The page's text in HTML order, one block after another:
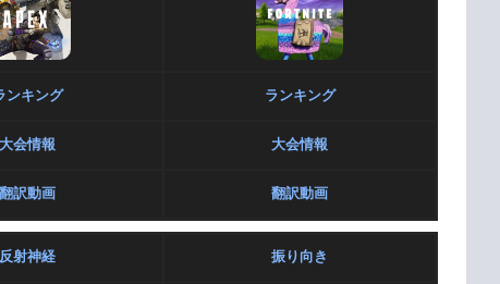
ンキング ランキング
大会情報 大会情報
翻訳動画 翻訳動画
反射神経 振り向き